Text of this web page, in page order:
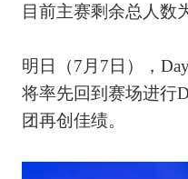
目前主赛剩余总人数
明日（7月7日），
将率先回到赛场进行
团再创佳绩。